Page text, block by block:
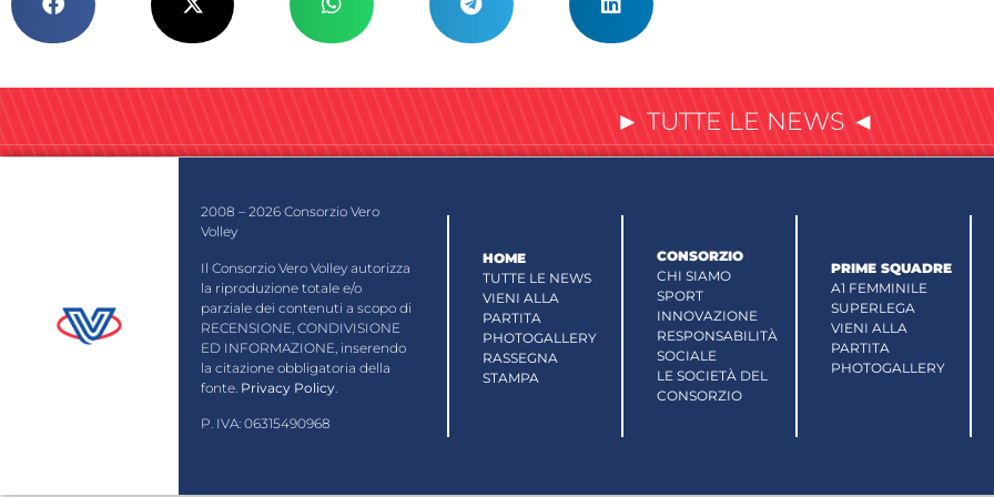
► TUTTE LE NEWS ◄
2008 – 2026 Consorzio Vero
Volley
Il Consorzio Vero Volley autorizza
la riproduzione totale e/o
parziale dei contenuti a scopo di
RECENSIONE, CONDIVISIONE
ED INFORMAZIONE, inserendo
la citazione obbligatoria della
fonte. Privacy Policy
P. IVA: 06315490968
HOME
TUTTE LE NEWS
VIENI ALLA
PARTITA
PHOTOGALLERY
RASSEGNA
STAMPA
CONSORZIO
CHI SIAMO
SPORT
INNOVAZIONE
RESPONSABILITÀ
SOCIALE
LE SOCIETÀ DEL
CONSORZIO
PRIME SQUADRE
A1 FEMMINILE
SUPERLEGA
VIENI ALLA
PARTITA
PHOTOGALLERY